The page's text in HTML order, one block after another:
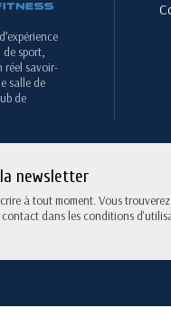
sport,
réel savoir-
salle de
de
newsletter
à tout moment. Vous
dans les conditions